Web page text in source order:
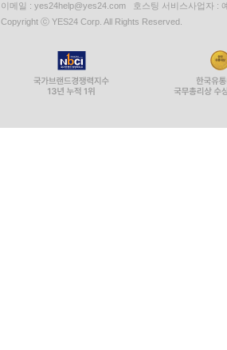
이메일 : yes24help@yes24.com 호스팅 서비스사업자 :
Copyright ⓒ YES24 Corp. All Rights Reserved.